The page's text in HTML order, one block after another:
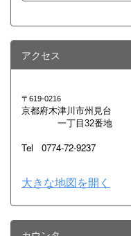
アクセス
〒619-0216
京都府木津川市州見台
一丁目32番地
Tel 0774-72-9237
大きな地図を開く